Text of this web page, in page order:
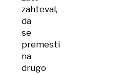
zahteval,
da
se
premesti
na
drugo